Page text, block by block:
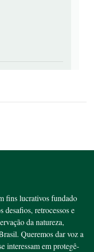
fins lucrativos fundado
desafios, retrocessos e
da natureza,
Queremos dar voz a
interessam em protegê-